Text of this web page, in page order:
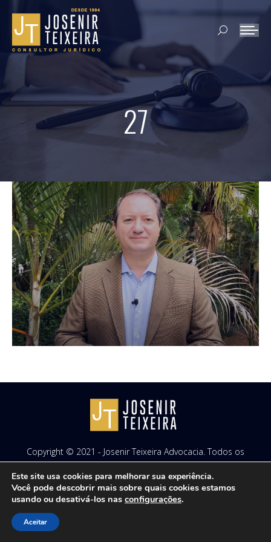
Search:
27
Copyright © 2021 - Josenir Teixeira Advocacia. Todos os
Este site usa cookies para melhorar sua experiência.
Você pode descobrir mais sobre quais cookies estamos
usando ou desativá-los nas configurações.
Aceitar